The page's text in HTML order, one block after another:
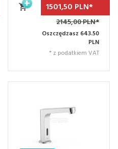
1501,50 PLN*
2145,00 PLN*
Oszczędzasz 643.50
PLN
* z podatkiem VAT